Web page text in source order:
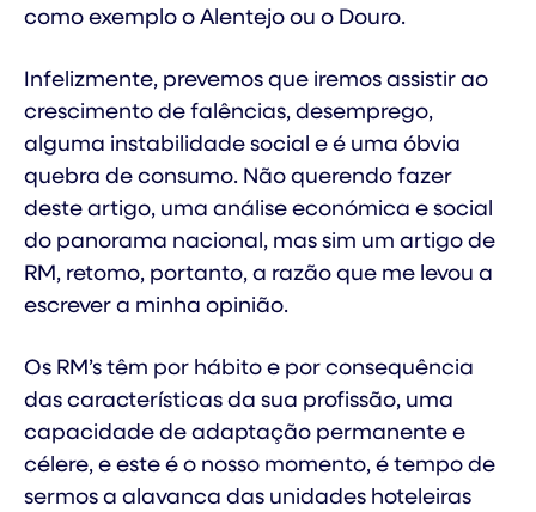
como exemplo o Alentejo ou o Douro.
Infelizmente, prevemos que iremos assistir ao
crescimento de falências, desemprego,
alguma instabilidade social e é uma óbvia
quebra de consumo. Não querendo fazer
deste artigo, uma análise económica e social
do panorama nacional, mas sim um artigo de
RM, retomo, portanto, a razão que me levou a
escrever a minha opinião.
Os RM’s têm por hábito e por consequência
das características da sua profissão, uma
capacidade de adaptação permanente e
célere, e este é o nosso momento, é tempo de
sermos a alavanca das unidades hoteleiras